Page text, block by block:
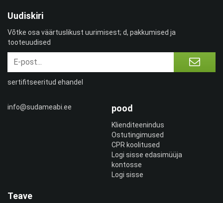
info@sudameabi.ee pood
Klienditeenindus
Ostutingimused
CPR koolitused
Logi sisse edasimüüja
kontosse
Logi sisse
Teave
Uudiskiri
Võtke osa väärtuslikust uurimisest; d, pakkumised ja
tooteuudised
sertifitseeritud ehandel